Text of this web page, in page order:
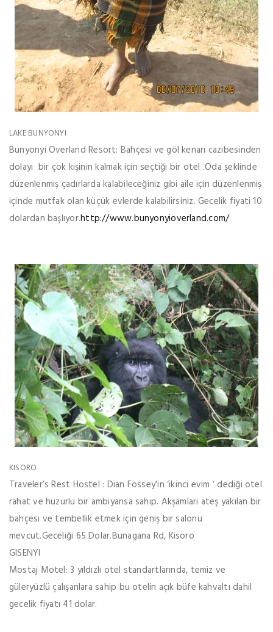
LAKE BUNYONYI
Bunyonyi Overland Resort: Bahçesi ve göl kenarı cazibesinden
dolayı bir çok kişinin kalmak için seçtiği bir otel .Oda şeklinde
düzenlenmiş çadırlarda kalabileceğiniz gibi aile için düzenlenmiş
içinde mutfak olan küçük evlerde kalabilirsiniz. Gecelik fiyati 10
dolardan başlıyor.http://www.bunyonyioverland.com/
KISORO
Traveler’s Rest Hostel : Dian Fossey’in ‘ikinci evim ‘ dediği otel
rahat ve huzurlu bir ambiyansa sahip. Akşamları ateş yakılan bir
bahçesi ve tembellik etmek için geniş bir salonu
mevcut.Geceliği 65 Dolar.Bunagana Rd, Kisoro
GISENYI
Mostaj Motel: 3 yıldızlı otel standartlarında, temiz ve
güleryüzlü çalışanlara sahip bu otelin açık büfe kahvaltı dahil
gecelik fiyatı 41 dolar.